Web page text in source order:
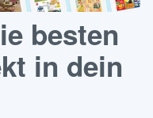
besten
in dein